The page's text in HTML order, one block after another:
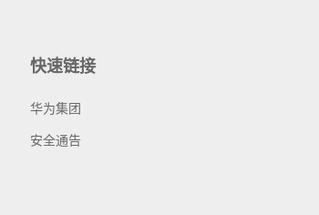
快速链接
华为集团
安全通告